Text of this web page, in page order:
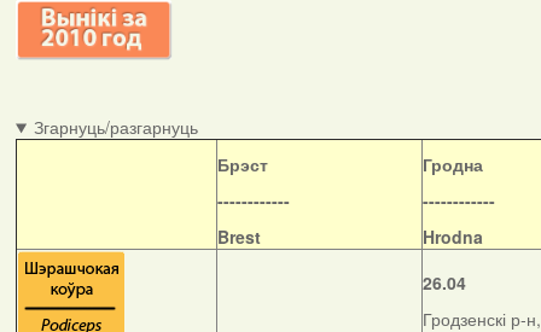
Згарнуць/разгарнуць
Брэст
------------
Brest
Гродна
------------
Hrodna
26.04
Гродзенскі р-н,